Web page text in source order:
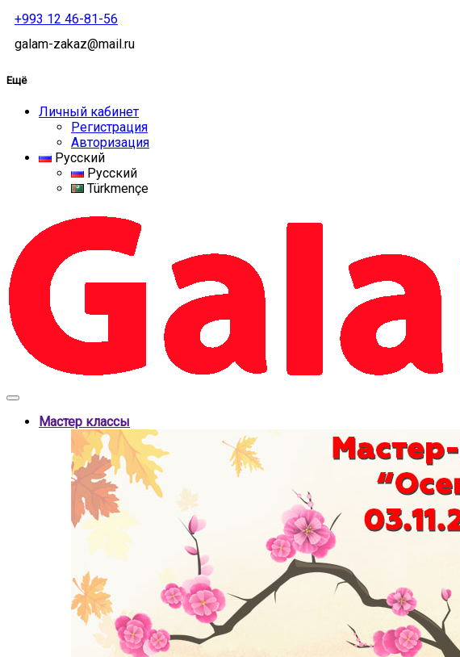
+993 12 46-81-56
galam-zakaz@mail.ru
Ещё
Личный кабинет
Регистрация
Авторизация
Русский
Русский
Türkmençe
Мастер классы